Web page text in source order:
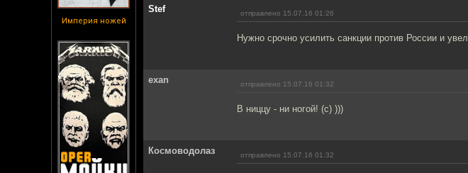
Империя ножей
Stef отправлено 15.07.16 01:26
Нужно срочно усилить санкции против России и
exan отправлено 15.07.16 01:32
В ниццу - ни ногой! (с) )))
Космоводолаз отправлено 15.07.16 01:32